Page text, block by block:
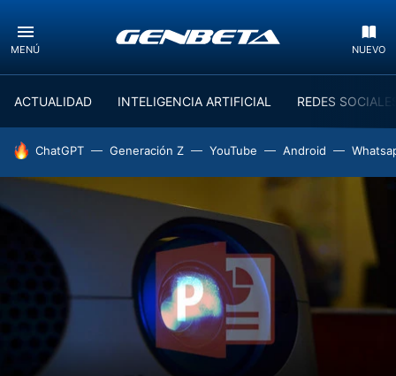
MENÚ NUEVO
ACTUALIDAD INTELIGENCIA ARTIFICIAL REDES
HOY SE HABLA DE
ChatGPT Generación Z YouTube Android